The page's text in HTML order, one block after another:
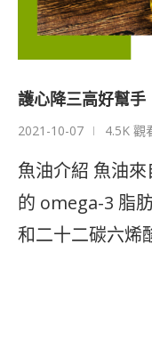
護心降三高好幫手
2021-10-07 4.5K 觀
魚油介紹 魚油
的 omega-3 脂
和二十二碳六烯